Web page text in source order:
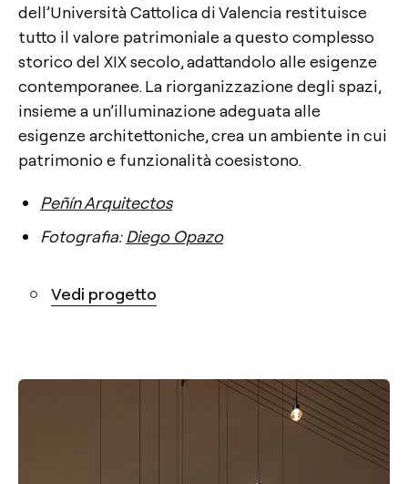
dell’Università Cattolica di Valencia restituisce
tutto il valore patrimoniale a questo complesso
storico del XIX secolo, adattandolo alle esigenze
contemporanee. La riorganizzazione degli spazi,
insieme a un’illuminazione adeguata alle
esigenze architettoniche, crea un ambiente in cui
patrimonio e funzionalità coesistono.
Peñín Arquitectos
Fotografia: Diego Opazo
Vedi progetto